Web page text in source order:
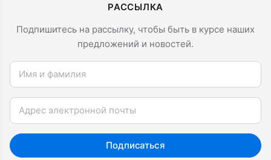
РАССЫЛКА
Подпишитесь на рассылку, чтобы быть в курсе наших
предложений и новостей.
Имя и фамилия
Email
Подписаться